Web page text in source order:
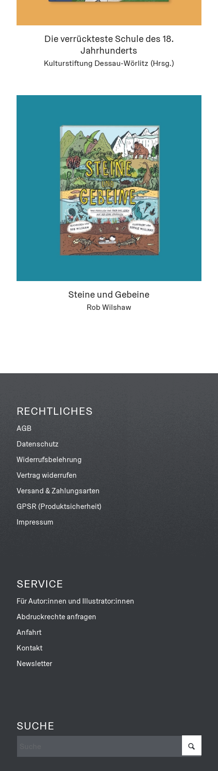
Die verrückteste Schule des 18.
Jahrhunderts
Kulturstiftung Dessau-Wörlitz (Hrsg.)
Steine und Gebeine
Rob Wilshaw
RECHTLICHES
AGB
Datenschutz
Widerrufsbelehrung
Vertrag widerrufen
Versand & Zahlungsarten
GPSR (Produktsicherheit)
Impressum
SERVICE
Für Autor:innen und Illustrator:innen
Abdruckrechte anfragen
Anfahrt
Kontakt
Newsletter
SUCHE